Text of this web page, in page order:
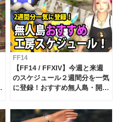
FF14
【FF14 / FFXIV】今週と来週
のスケジュール２週間分を一気
に登録！おすすめ無人島・開拓